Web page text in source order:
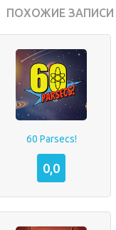
ПОХОЖИЕ ЗАПИСИ
60 Parsecs!
0,0